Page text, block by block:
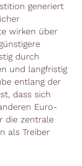
generiert
wirken über
durch
und langfristig
entlang der
dass sich
Euro-
die zentrale
als Treiber